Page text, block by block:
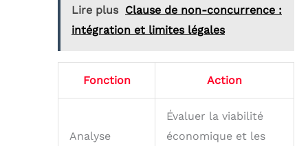
Lire plus Clause de non-concurrence :
intégration et limites légales
Fonction Action
Analyse
Évaluer la viabilité
économique et les